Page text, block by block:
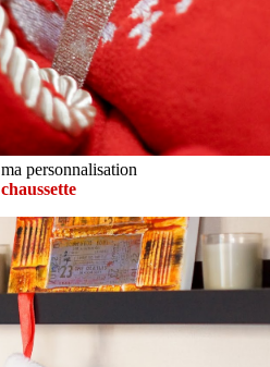
personnalisation